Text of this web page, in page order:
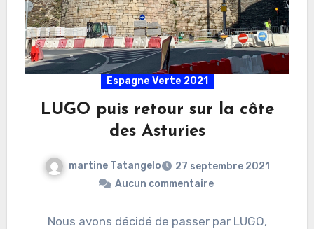
Espagne Verte 2021
LUGO puis retour sur la côte
des Asturies
martine Tatangelo
27 septembre 2021
Aucun commentaire
Nous avons décidé de passer par LUGO,